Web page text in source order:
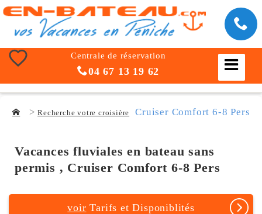
Centrale de réservation
04 67 13 19 62
Recherche votre croisière Cruiser Comfort 6-8 Pers
Vacances fluviales en bateau sans
permis , Cruiser Comfort 6-8 Pers
voir Tarifs et Disponiblités